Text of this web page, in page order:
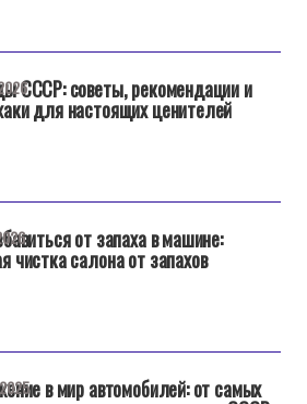
СССР: советы, рекомендации и
для настоящих ценителей
от запаха в машине:
чистка салона от запахов
в мир автомобилей: от самых